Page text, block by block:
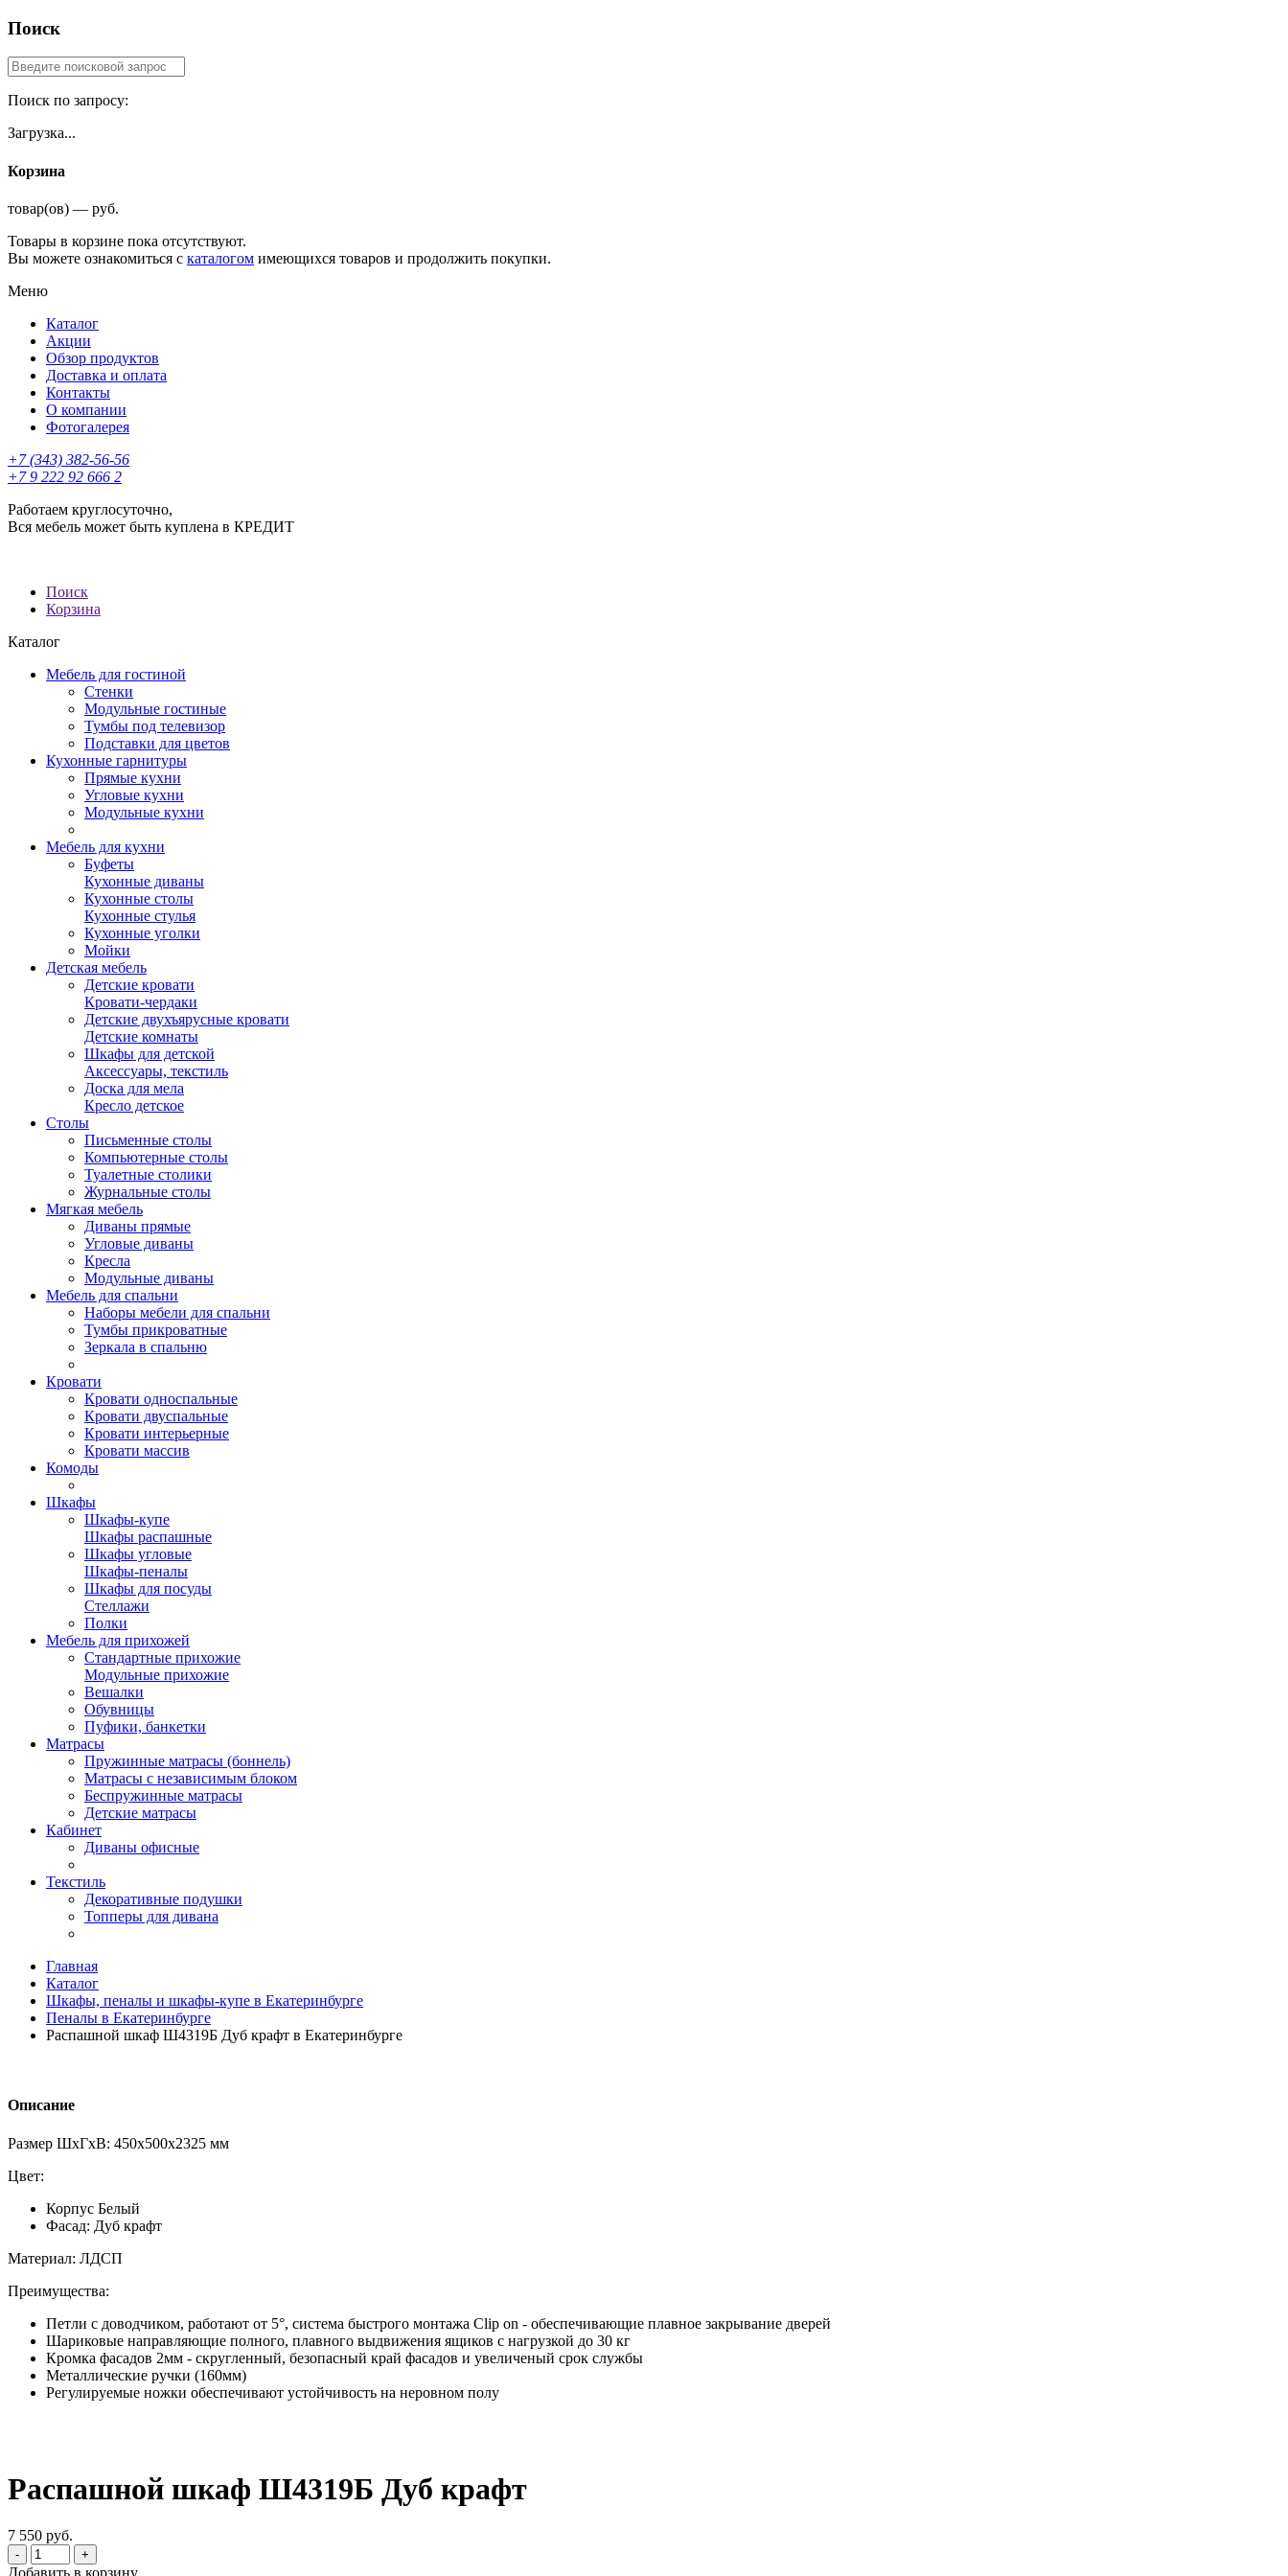
Поиск
Поиск по запросу:
Загрузка...
Корзина
товар(ов) — руб.
Товары в корзине пока отсутствуют.
Вы можете ознакомиться с каталогом имеющихся товаров и продолжить покупки.
Меню
Каталог
Акции
Обзор продуктов
Доставка и оплата
Контакты
О компании
Фотогалерея
+7 (343) 382-56-56
+7 9 222 92 666 2
Работаем круглосуточно,
Вся мебель может быть куплена в КРЕДИТ
Поиск
Корзина
Каталог
Мебель для гостиной
Стенки
Модульные гостиные
Тумбы под телевизор
Подставки для цветов
Кухонные гарнитуры
Прямые кухни
Угловые кухни
Модульные кухни
Мебель для кухни
Буфеты
Кухонные диваны
Кухонные столы
Кухонные стулья
Кухонные уголки
Мойки
Детская мебель
Детские кровати
Кровати-чердаки
Детские двухъярусные кровати
Детские комнаты
Шкафы для детской
Аксессуары, текстиль
Доска для мела
Кресло детское
Столы
Письменные столы
Компьютерные столы
Туалетные столики
Журнальные столы
Мягкая мебель
Диваны прямые
Угловые диваны
Кресла
Модульные диваны
Мебель для спальни
Наборы мебели для спальни
Тумбы прикроватные
Зеркала в спальню
Кровати
Кровати односпальные
Кровати двуспальные
Кровати интерьерные
Кровати массив
Комоды
Шкафы
Шкафы-купе
Шкафы распашные
Шкафы угловые
Шкафы-пеналы
Шкафы для посуды
Стеллажи
Полки
Мебель для прихожей
Стандартные прихожие
Модульные прихожие
Вешалки
Обувницы
Пуфики, банкетки
Матрасы
Пружинные матрасы (боннель)
Матрасы с независимым блоком
Беспружинные матрасы
Детские матрасы
Кабинет
Диваны офисные
Текстиль
Декоративные подушки
Топперы для дивана
Главная
Каталог
Шкафы, пеналы и шкафы-купе в Екатеринбурге
Пеналы в Екатеринбурге
Распашной шкаф Ш4319Б Дуб крафт в Екатеринбурге
Описание
Размер ШхГхВ: 450х500х2325 мм
Цвет:
Корпус Белый
Фасад: Дуб крафт
Материал: ЛДСП
Преимущества:
Петли с доводчиком, работают от 5°, система быстрого монтажа Clip on - обеспечивающие плавное закрывание дверей
Шариковые направляющие полного, плавного выдвижения ящиков с нагрузкой до 30 кг
Кромка фасадов 2мм - скругленный, безопасный край фасадов и увеличеный срок службы
Металлические ручки (160мм)
Регулируемые ножки обеспечивают устойчивость на неровном полу
Распашной шкаф Ш4319Б Дуб крафт
7 550 руб.
- +